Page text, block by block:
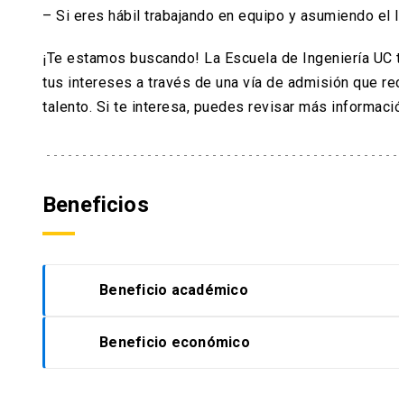
– Si eres hábil trabajando en equipo y asumiendo
¡Te estamos buscando! La Escuela de Ingeniería
tus intereses a través de una vía de admisión que
talento. Si te interesa, puedes revisar más
Beneficios
Beneficio académico
En la UC encontrarás acompañamiento
Beneficio económico